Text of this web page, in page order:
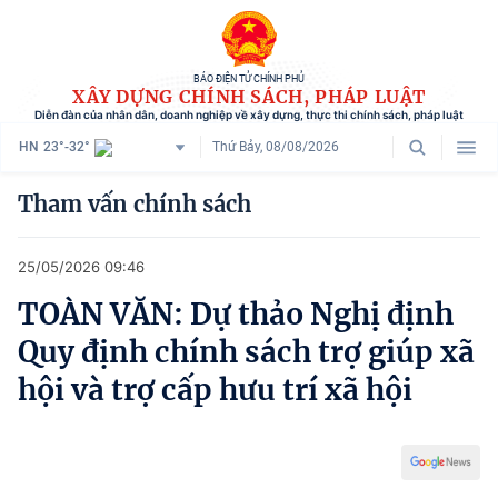
BÁO ĐIỆN TỬ CHÍNH PHỦ
XÂY DỰNG CHÍNH SÁCH, PHÁP LUẬT
Diễn đàn của nhân dân, doanh nghiệp về xây dựng, thực thi chính sách, pháp luật
HN 23°-32° Thứ Bảy, 08/08/2026
Danh mục
Tham vấn chính sách
Người dân góp ý
Tham vấn chính sách
25/05/2026 09:46
TOÀN VĂN: Dự thảo Nghị định
Quy định chính sách trợ giúp xã
hội và trợ cấp hưu trí xã hội